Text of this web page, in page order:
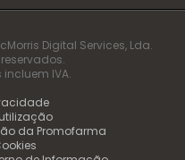
Digital Services, Lda.
IVA.
da Promofarma